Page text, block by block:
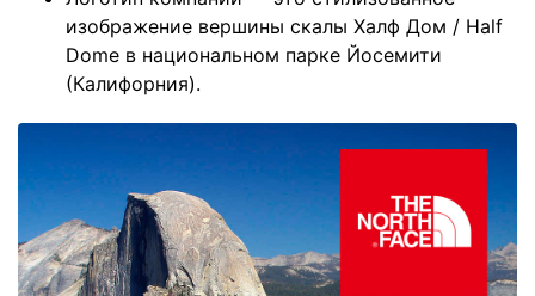
изображение вершины скалы Халф Дом / Half
Dome в национальном парке Йосемити
(Калифорния).